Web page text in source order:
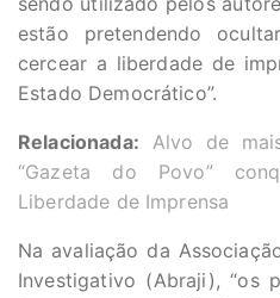
estão pretendendo
cercear a liberdade de
Estado Democrático”.
Relacionada: Alvo de
“Gazeta do Povo”
Liberdade de Imprensa
Na avaliação da
Investigativo (Abraji), “os